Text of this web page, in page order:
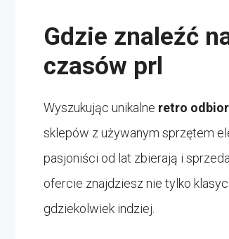
Gdzie znaleźć
czasów prl
Wyszukując unikalne retro
sklepów z używanym sprzętem
pasjoniści od lat zbierają i
ofercie znajdziesz nie tylko
gdziekolwiek indziej.